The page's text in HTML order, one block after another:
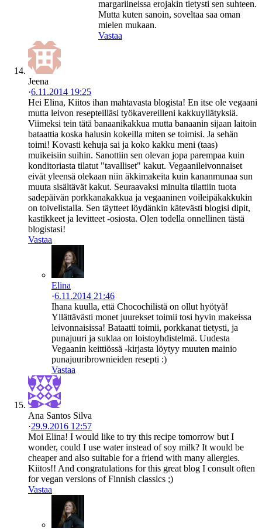
margariineissa erojakin tietysti sen suhteen.
Mutta kuten sanoin, soveltaa saa oman
mielen mukaan.
Vastaa
Jeena
·6.11.2014 19:25
Hei Elina, Kiitos ihan mahtavasta blogista! En itse ole vegaani
mutta leivon resepteilläsi työkavereilleni kakkuyllätyksiä.
Viimeksi tein tätä banaanikakkua mutta banaanin sijaan laitoin
bataattia koska halusin kokeilla miten se toimisi. Ja sehän
toimi! Kovasti kehuja sai ja koko kakku meni (taas)
muikeisiin suihin. Sanottiin sen olevan jopa parempaa kuin
konditoriasta tilatut "tavalliset" kakut. Vegaanileivonnaiset
eivät yleensä olekaan niin äkkimakeita kuin kananmunaa sun
muuta sisältävät kakut. Seuraavaksi minulta tilattiin tuota
sadepäivän porkkanakakkua ja vegaaninen voileipäkakkukin
on toivelistalla. Sen täytteet löydänkin kätevästi blogisi dipit,
kastikkeet ja levitteet -osiosta. Olen todella onnellinen tästä
blogistasi!
Vastaa
Elina
·6.11.2014 21:46
Ihana kuulla, että Chocochilistä on ollut hyötyä!
Yllättävästi monet juurekset toimii tosi hyvin makeissa
leivonnaisissa! Bataatti toimii, porkkanat tietysti, ja
punajuuri ja suklaa on loistoyhdistelmä. Uudesta
Vegaanin keittiössä -kirjasta löytyy muuten mainio
punajuuribrownieiden resepti :)
Vastaa
Ana Santos Silva
·29.9.2016 12:57
Moi Elina! I would like to try this recipe tomorrow but I
wonder, could I use water instead of soy milk? It would be
cheaper and also suitable for a friend with many allergies.
Kiitos!! And congratulations for this great blog I consult often
for vegan versions of Finnish classics ;)
Vastaa